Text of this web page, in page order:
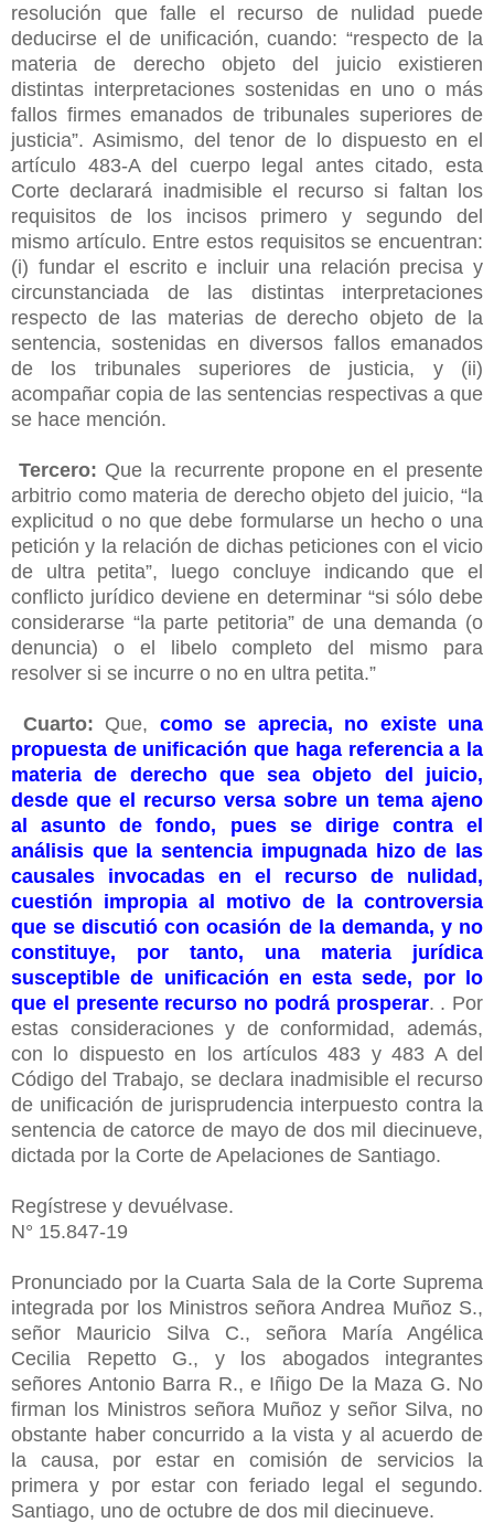
resolución que falle el recurso de nulidad puede
deducirse el de unificación, cuando: “respecto de la
materia de derecho objeto del juicio existieren
distintas interpretaciones sostenidas en uno o más
fallos firmes emanados de tribunales superiores de
justicia”. Asimismo, del tenor de lo dispuesto en el
artículo 483-A del cuerpo legal antes citado, esta
Corte declarará inadmisible el recurso si faltan los
requisitos de los incisos primero y segundo del
mismo artículo. Entre estos requisitos se encuentran:
(i) fundar el escrito e incluir una relación precisa y
circunstanciada de las distintas interpretaciones
respecto de las materias de derecho objeto de la
sentencia, sostenidas en diversos fallos emanados
de los tribunales superiores de justicia, y (ii)
acompañar copia de las sentencias respectivas a que
se hace mención.
Tercero: Que la recurrente propone en el presente
arbitrio como materia de derecho objeto del juicio, “la
explicitud o no que debe formularse un hecho o una
petición y la relación de dichas peticiones con el vicio
de ultra petita”, luego concluye indicando que el
conflicto jurídico deviene en determinar “si sólo debe
considerarse “la parte petitoria” de una demanda (o
denuncia) o el libelo completo del mismo para
resolver si se incurre o no en ultra petita.”
Cuarto: Que, como se aprecia, no existe una
propuesta de unificación que haga referencia a la
materia de derecho que sea objeto del juicio,
desde que el recurso versa sobre un tema ajeno
al asunto de fondo, pues se dirige contra el
análisis que la sentencia impugnada hizo de las
causales invocadas en el recurso de nulidad,
cuestión impropia al motivo de la controversia
que se discutió con ocasión de la demanda, y no
constituye, por tanto, una materia jurídica
susceptible de unificación en esta sede, por lo
que el presente recurso no podrá prosperar. . Por
estas consideraciones y de conformidad, además,
con lo dispuesto en los artículos 483 y 483 A del
Código del Trabajo, se declara inadmisible el recurso
de unificación de jurisprudencia interpuesto contra la
sentencia de catorce de mayo de dos mil diecinueve,
dictada por la Corte de Apelaciones de Santiago.
Regístrese y devuélvase.
N° 15.847-19
Pronunciado por la Cuarta Sala de la Corte Suprema
integrada por los Ministros señora Andrea Muñoz S.,
señor Mauricio Silva C., señora María Angélica
Cecilia Repetto G., y los abogados integrantes
señores Antonio Barra R., e Iñigo De la Maza G. No
firman los Ministros señora Muñoz y señor Silva, no
obstante haber concurrido a la vista y al acuerdo de
la causa, por estar en comisión de servicios la
primera y por estar con feriado legal el segundo.
Santiago, uno de octubre de dos mil diecinueve.